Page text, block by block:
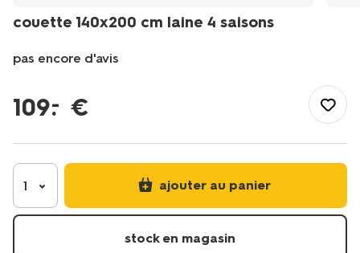
couette 140x200 cm laine 4 saisons
pas encore d'avis
fr/literie/couettes/couette-
140x200-
laine-
4-
saisons-
109.
– €
1 ajouter au panier
stock en magasin